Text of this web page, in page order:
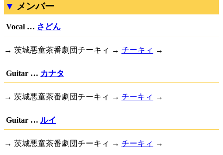
メンバー
Vocal … さどん
→ 茨城悪童茶番劇団チーキィ → チーキィ →
Guitar … カナタ
→ 茨城悪童茶番劇団チーキィ → チーキィ →
Guitar … ルイ
→ 茨城悪童茶番劇団チーキィ → チーキィ →